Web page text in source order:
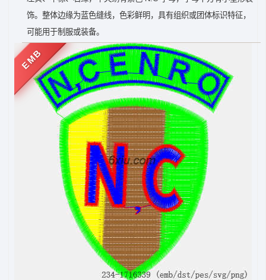
饰。整体边缘为蓝色缝线，色彩鲜明，具有组织或团体标识特征，
可能用于制服或装备。
EMB